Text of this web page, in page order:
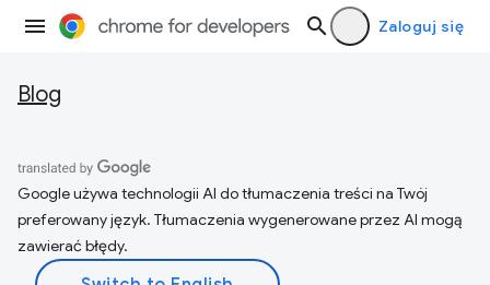
Zaloguj się
Blog
Google używa technologii AI do tłumaczenia treści na Twój
preferowany język. Tłumaczenia wygenerowane przez AI mogą
zawierać błędy.